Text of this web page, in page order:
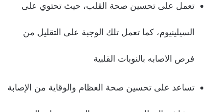
تعمل على تحسين صحة القلب، حيث تحتوي على
السيلينيوم، كما تعمل تلك الوجبة على التقليل من
فرص الاصابه بالنوبات القلبية
تساعد على تحسين صحة العظام والوقاية من الإصابة